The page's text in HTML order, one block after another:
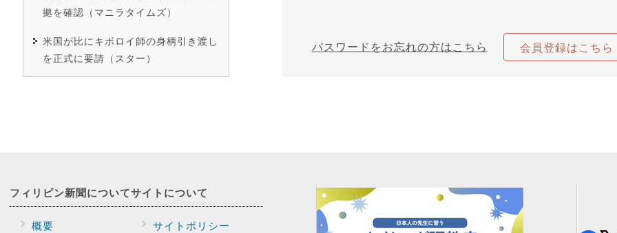
拠を確認（マニラタイムズ）
米国が比にキボロイ師の身柄引き渡し
を正式に要請（スター）
パスワードをお忘れの方はこちら 会員登録はこちら
フィリピン新聞について
概要
サイトについて
サイトポリシー